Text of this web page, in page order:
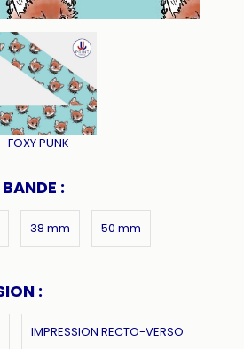
FOXY PUNK
:
38 mm 50 mm
:
IMPRESSION RECTO-VERSO